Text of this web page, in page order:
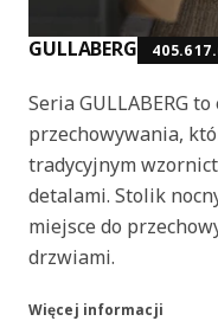
GULLABERG
Seria GULLABERG
przechowywania,
tradycyjnym
detalami. Stolik
miejsce do
drzwiami.
Więcej informacji